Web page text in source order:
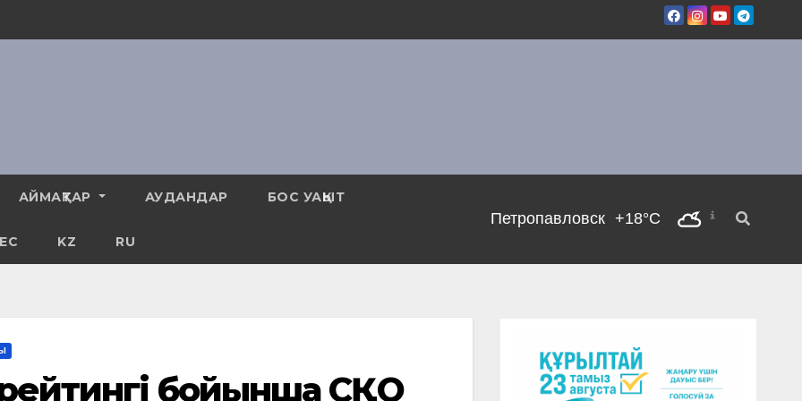
АЙМАҚТАР АУДАНДАР БОС УАҚЫТ
KZ RU
Петропавловск +18°C
рейтингі бойынша СҚО